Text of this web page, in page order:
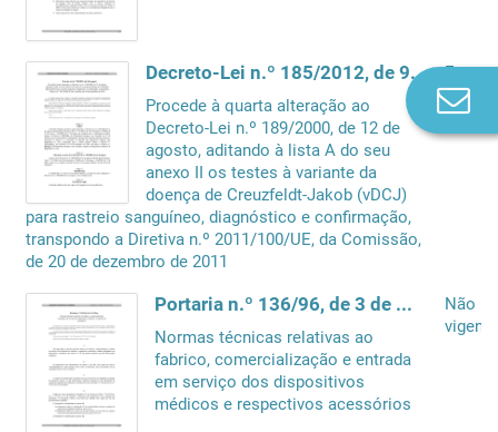
Decreto-Lei n.º 185/2012, de 9 de agosto
Procede à quarta alteração ao
Decreto-Lei n.º 189/2000, de 12 de
agosto, aditando à lista A do seu
anexo II os testes à variante da
doença de Creuzfeldt-Jakob (vDCJ)
para rastreio sanguíneo, diagnóstico e confirmação,
transpondo a Diretiva n.º 2011/100/UE, da Comissão,
de 20 de dezembro de 2011
Em
vigor
Portaria n.º 136/96, de 3 de Maio
Normas técnicas relativas ao
fabrico, comercialização e entrada
em serviço dos dispositivos
médicos e respectivos acessórios
Não
vigente